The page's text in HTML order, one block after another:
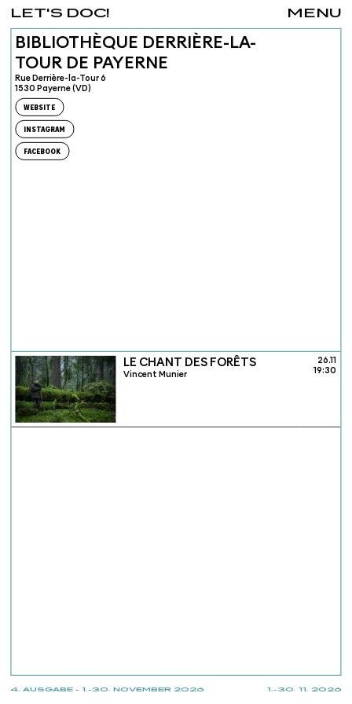
1.-30. 11. 2026
4. AUSGABE - 1.-30. NOVEMBER 2026
MENU
LET'S DOC!
BIBLIOTHÈQUE DERRIÈRE-LA-
TOUR DE PAYERNE
Rue Derrière-la-Tour 6
1530 Payerne (VD)
WEBSITE
INSTAGRAM
FACEBOOK
LE CHANT DES FORÊTS
Vincent Munier
26.11
19:30